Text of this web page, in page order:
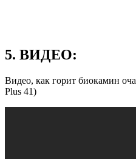
5. ВИДЕО:
Видео, как горит биокамин
Plus 41)